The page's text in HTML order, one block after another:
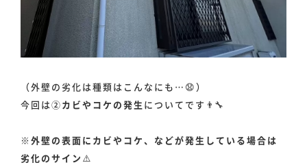
（外壁の劣化は種類はこんなにも…😧）
今回は②カビやコケの発生 についてです👨‍🔧
※外壁の表面にカビやコケ、などが発生している場合は
劣化のサイン ⚠️